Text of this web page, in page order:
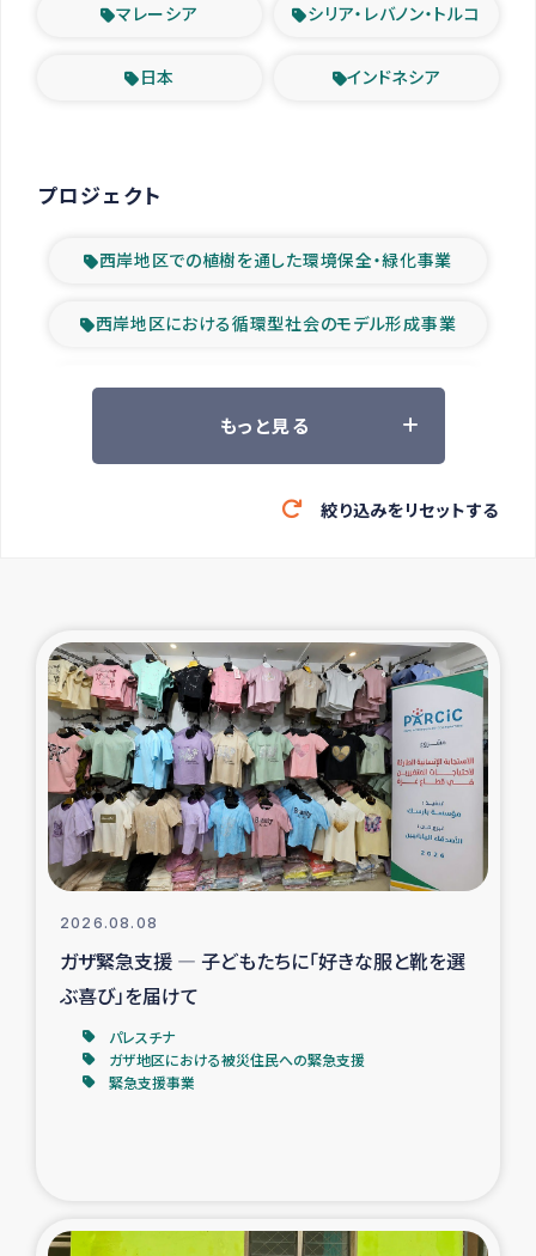
マレーシア シリア・レバノン・トルコ
日本 インドネシア
プロジェクト
西岸地区での植樹を通した環境保全・緑化事業
西岸地区における循環型社会のモデル形成事業
ツアー参加者の声
緊急救援の時代
東ティモール豪雨緊急支援
大雨による洪水被災者支援
カカオ生産者支援事業
シリア国内避難民・帰還民の生活再建支援
トルコにおけるシリア難民支援事業
インドネシア中部 スラウェシの地震・津波被災者支援
スリランカ ジャフナ県干物事業
もっと見る
絞り込みをリセットする
2026.08.08
ガザ緊急支援 ― 子どもたちに「好きな服と靴を選
ぶ喜び」を届けて
パレスチナ
ガザ地区における被災住民への緊急支援
緊急支援事業